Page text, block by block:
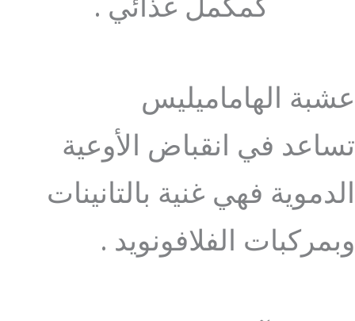
كمكمل غذائي .
عشبة الهاماميليس
تساعد في انقباض الأوعية
الدموية فهي غنية بالتانينات
وبمركبات الفلافونويد .